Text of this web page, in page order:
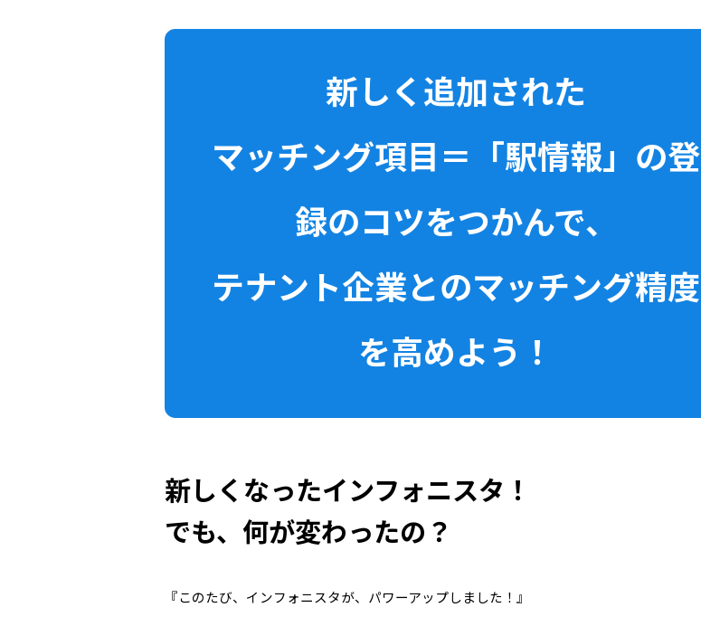
新しく追加された
マッチング項目＝「駅情報」の登
録のコツをつかんで、
テナント企業とのマッチング精度
を高めよう！
新しくなったインフォニスタ！
でも、何が変わったの？
『このたび、インフォニスタが、パワーアップしました！』